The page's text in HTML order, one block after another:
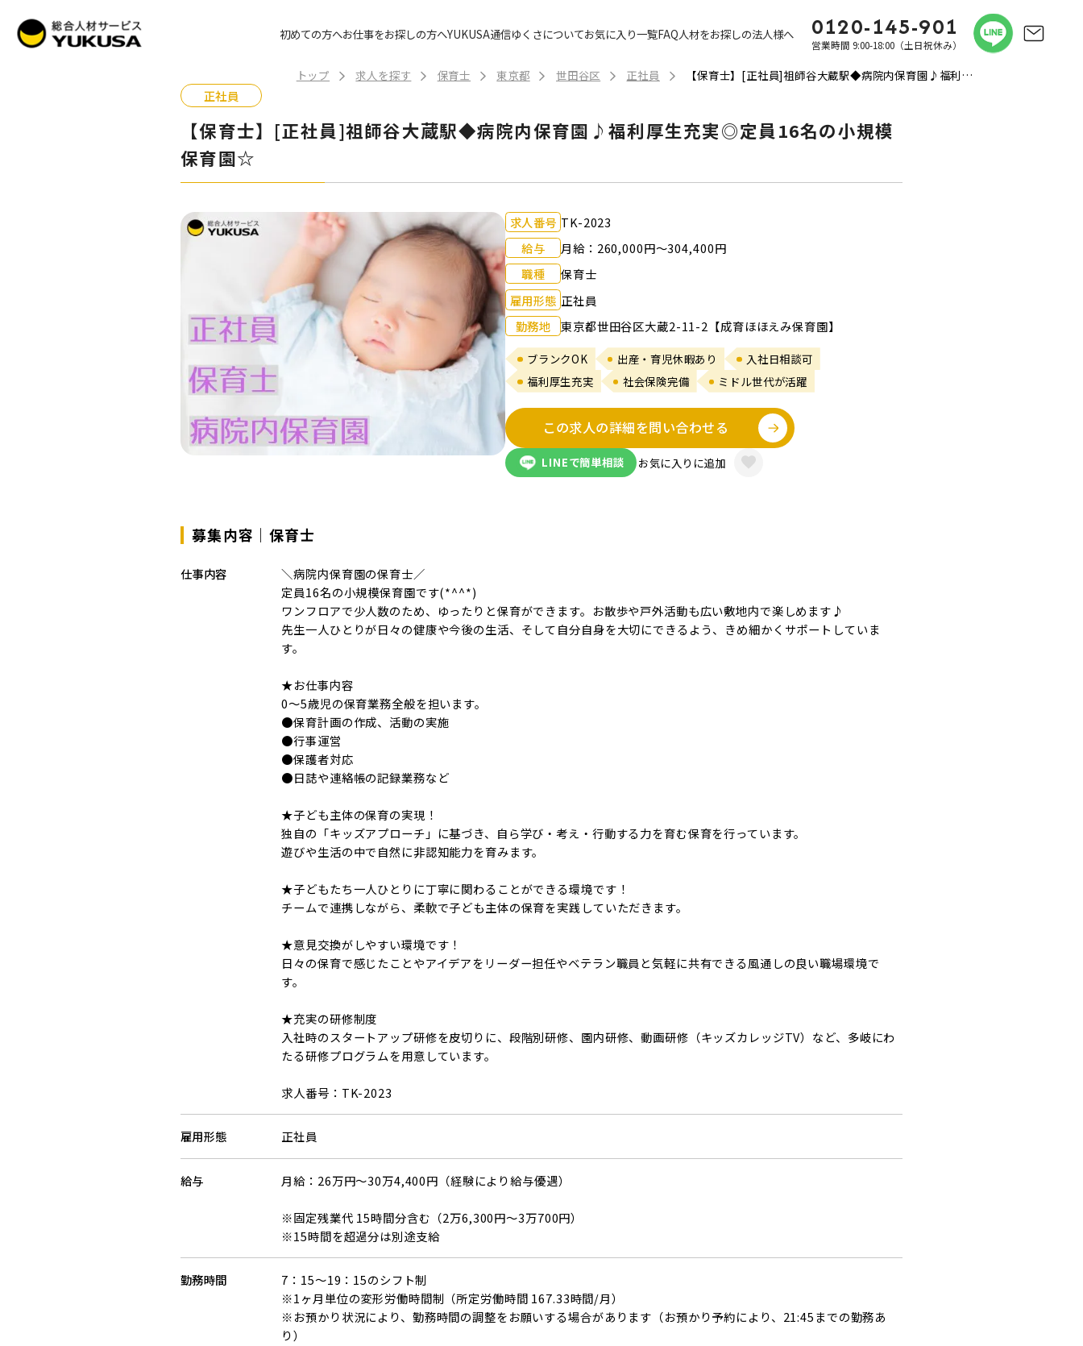
初めての方へお仕事をお探しの方へYUKUSA通信ゆくさについてお気に入り一覧FAQ人材をお探しの法人様へ 0120-145-901
営業時間 9:00-18:00（土日祝休み）
トップ 求人を探す 保育士 東京都 世田谷区 正社員 【保育士】[正社員]祖師谷大蔵駅◆病院内保育園♪福利厚生充実◎定員16名の小規模保育園☆
正社員
【保育士】[正社員]祖師谷大蔵駅◆病院内保育園♪福利厚生充実◎定員16名の小規模
保育園☆
求人番号 TK-2023
給与
月給：260,000円～304,400円
職種
保育士
雇用形態 正社員
勤務地
東京都世田谷区大蔵2-11-2【成育ほほえみ保育園】
ブランクOK 出産・育児休暇あり
入社日相談可
福利厚生充実
社会保険完備 ミドル世代が活躍
この求人の詳細を問い合わせる
LINEで簡単相談 お気に入りに追加
募集内容｜保育士
仕事内容
＼病院内保育園の保育士／
定員16名の小規模保育園です(*^^*)
ワンフロアで少人数のため、ゆったりと保育ができます。お散歩や戸外活動も広い敷地内で楽しめます♪
先生一人ひとりが日々の健康や今後の生活、そして自分自身を大切にできるよう、きめ細かくサポートしていま
す。
★お仕事内容
0～5歳児の保育業務全般を担います。
●保育計画の作成、活動の実施
●行事運営
●保護者対応
●日誌や連絡帳の記録業務など
★子ども主体の保育の実現！
独自の「キッズアプローチ」に基づき、自ら学び・考え・行動する力を育む保育を行っています。
遊びや生活の中で自然に非認知能力を育みます。
★子どもたち一人ひとりに丁寧に関わることができる環境です！
チームで連携しながら、柔軟で子ども主体の保育を実践していただきます。
★意見交換がしやすい環境です！
日々の保育で感じたことやアイデアをリーダー担任やベテラン職員と気軽に共有できる風通しの良い職場環境で
す。
★充実の研修制度
入社時のスタートアップ研修を皮切りに、段階別研修、園内研修、動画研修（キッズカレッジTV）など、多岐にわ
たる研修プログラムを用意しています。
求人番号：TK-2023
雇用形態 正社員
給与 月給：26万円～30万4,400円（経験により給与優遇）
※固定残業代 15時間分含む（2万6,300円～3万700円）
※15時間を超過分は別途支給
勤務時間
7：15～19：15のシフト制
※1ヶ月単位の変形労働時間制（所定労働時間 167.33時間/月）
※お預かり状況により、勤務時間の調整をお願いする場合があります（お預かり予約により、21:45までの勤務あ
り）